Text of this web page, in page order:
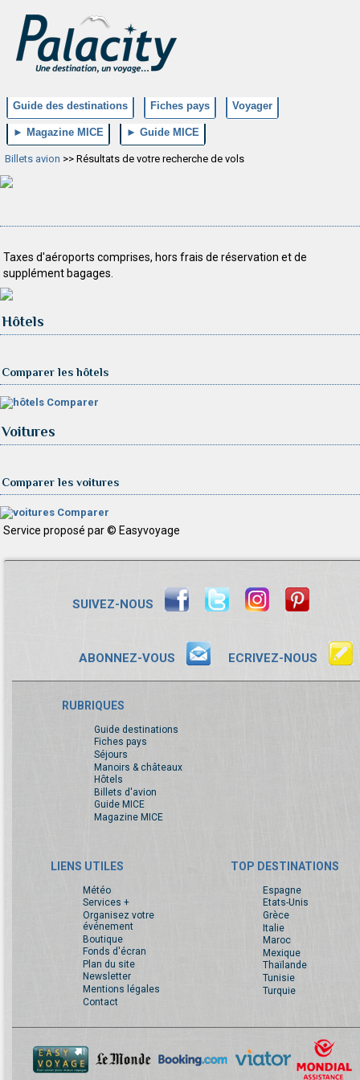
Guide des destinations Fiches pays Voyager
► Magazine MICE ► Guide MICE
Billets avion >> Résultats de votre recherche de vols
Taxes d'aéroports comprises, hors frais de réservation et de
supplément bagages.
Hôtels
Comparer les hôtels
Comparer
Voitures
Comparer les voitures
Comparer
Service proposé par © Easyvoyage
SUIVEZ-NOUS
ABONNEZ-VOUS ECRIVEZ-NOUS
RUBRIQUES
Guide destinations
Fiches pays
Séjours
Manoirs & châteaux
Hôtels
Billets d'avion
Guide MICE
Magazine MICE
LIENS UTILES
Météo
Services +
Organisez votre
événement
Boutique
Fonds d'écran
Plan du site
Newsletter
Mentions légales
Contact
TOP DESTINATIONS
Espagne
Etats-Unis
Grèce
Italie
Maroc
Mexique
Thaïlande
Tunisie
Turquie